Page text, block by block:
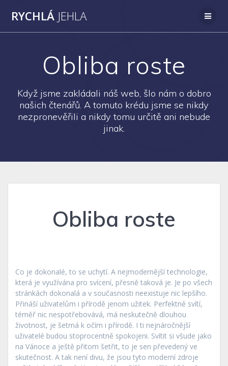
RYCHLÁ JEHLA
Obliba roste
Když jsme zakládali náš web, šlo nám o dobro
našich čtenářů. A tomuto krédu jsme se nikdy
nezpronevěřili a nikdy tomu určitě ani nebude
jinak.
Obliba roste
Co je dokonalé, to se uchytí. A nejmodernější technologie,
která je využívána pro svícení, přesně taková je. Je po všech
stránkách dokonalá a v současnosti neexistuje nic lepšího.
Přináší uživatelům i přírodě jenom užitek. Perfektně svítí,
téměř nic nespotřebovává, má neskutečně dlouhou
životnost, je šetrná k očím i přírodě. I ti nejnáročnější
uživatelé budou stoprocentně spokojeni. Svítit si všude jako
na Vánoce a ještě přitom šetřit, to je sen převedený ve
skutečnost. A tak není divu, že jsou tyto moderní zdroje